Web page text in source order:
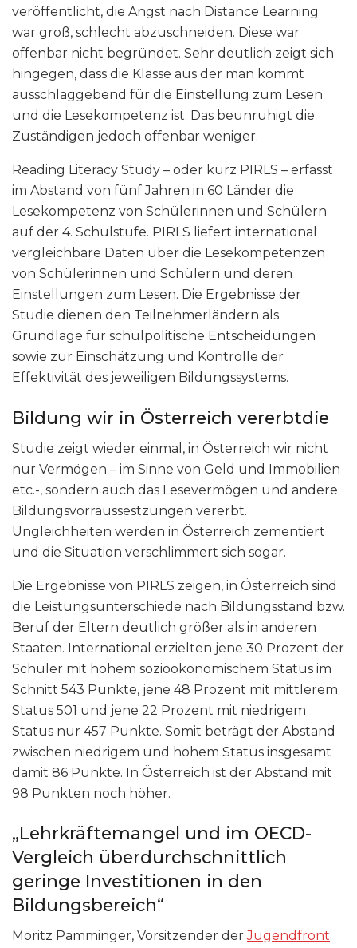
veröffentlicht, die Angst nach Distance Learning
war groß, schlecht abzuschneiden. Diese war
offenbar nicht begründet. Sehr deutlich zeigt sich
hingegen, dass die Klasse aus der man kommt
ausschlaggebend für die Einstellung zum Lesen
und die Lesekompetenz ist. Das beunruhigt die
Zuständigen jedoch offenbar weniger.
Reading Literacy Study – oder kurz PIRLS – erfasst
im Abstand von fünf Jahren in 60 Länder die
Lesekompetenz von Schülerinnen und Schülern
auf der 4. Schulstufe. PIRLS liefert international
vergleichbare Daten über die Lesekompetenzen
von Schülerinnen und Schülern und deren
Einstellungen zum Lesen. Die Ergebnisse der
Studie dienen den Teilnehmerländern als
Grundlage für schulpolitische Entscheidungen
sowie zur Einschätzung und Kontrolle der
Effektivität des jeweiligen Bildungssystems.
Bildung wir in Österreich vererbtdie
Studie zeigt wieder einmal, in Österreich wir nicht
nur Vermögen – im Sinne von Geld und Immobilien
etc.-, sondern auch das Lesevermögen und andere
Bildungsvorraussestzungen vererbt.
Ungleichheiten werden in Österreich zementiert
und die Situation verschlimmert sich sogar.
Die Ergebnisse von PIRLS zeigen, in Österreich sind
die Leistungsunterschiede nach Bildungsstand bzw.
Beruf der Eltern deutlich größer als in anderen
Staaten. International erzielten jene 30 Prozent der
Schüler mit hohem sozioökonomischem Status im
Schnitt 543 Punkte, jene 48 Prozent mit mittlerem
Status 501 und jene 22 Prozent mit niedrigem
Status nur 457 Punkte. Somit beträgt der Abstand
zwischen niedrigem und hohem Status insgesamt
damit 86 Punkte. In Österreich ist der Abstand mit
98 Punkten noch höher.
„Lehrkräftemangel und im OECD-
Vergleich überdurchschnittlich
geringe Investitionen in den
Bildungsbereich“
Moritz Pamminger, Vorsitzender derJugendfront